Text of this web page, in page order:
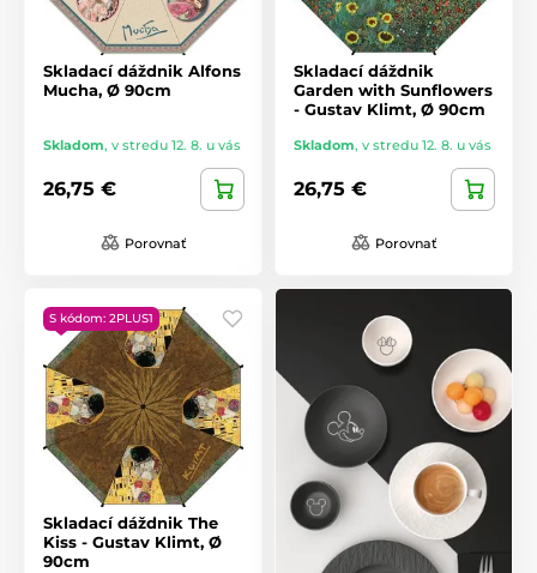
Skladací dáždnik Alfons
Mucha, Ø 90cm
Skladom, v stredu 12. 8. u vás
26,75 €
Porovnať
Skladací dáždnik
Garden with Sunflowers
- Gustav Klimt, Ø 90cm
Skladom, v stredu 12. 8. u vás
26,75 €
Porovnať
S kódom: 2PLUS1
Skladací dáždnik The
Kiss - Gustav Klimt, Ø
90cm